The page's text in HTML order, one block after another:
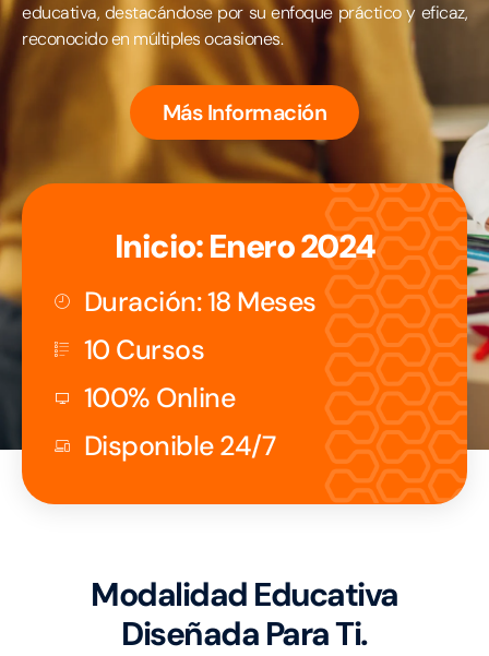
educativa, destacándose por su enfoque práctico y eficaz,
reconocido en múltiples ocasiones.
Más Información
Inicio: Enero 2024
Duración: 18 Meses
10 Cursos
100% Online
Disponible 24/7
Modalidad Educativa
Diseñada Para Ti.